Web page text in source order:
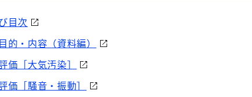
目次
的・内容（資料編）
価［大気汚染］
価［騒音・振動］